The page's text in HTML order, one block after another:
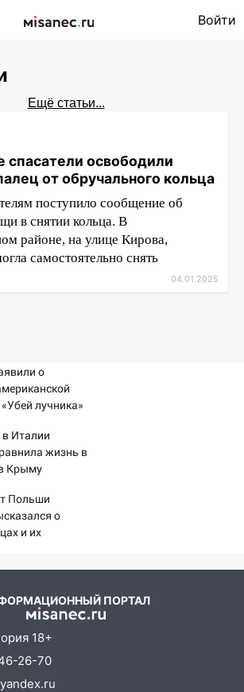
Войти
Ещё статьи...
спасатели освободили
от обручального кольца
поступило сообщение об
в снятии кольца. В
районе, на улице Кирова,
самостоятельно снять
04.01.2025
о
лучника»
Италии
жизнь в
Крыму
Польши
о
и их
ПОРТАЛ
18+
26-70